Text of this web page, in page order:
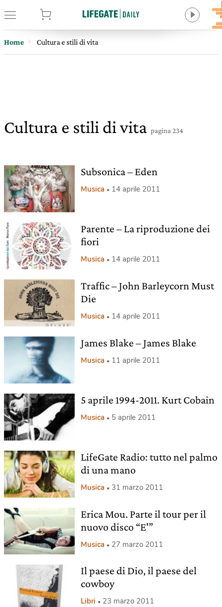
Home Cultura e stili di vita
Cultura e stili di vita pagina 234
Subsonica – Eden
Musica 14 aprile 2011
Parente – La riproduzione dei
fiori
Musica 14 aprile 2011
Traffic – John Barleycorn Must
Die
Musica 14 aprile 2011
James Blake – James Blake
Musica 11 aprile 2011
5 aprile 1994-2011. Kurt Cobain
Musica 5 aprile 2011
LifeGate Radio: tutto nel palmo
di una mano
Musica 31 marzo 2011
Erica Mou. Parte il tour per il
nuovo disco “E'”
Musica 27 marzo 2011
Il paese di Dio, il paese del
cowboy
Libri 23 marzo 2011